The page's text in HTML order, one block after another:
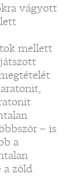
vágyott
mellett
– is
a
a zöld